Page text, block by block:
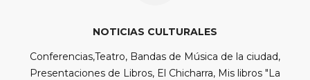
NOTICIAS CULTURALES
Conferencias,Teatro, Bandas de Música de la ciudad,
Presentaciones de Libros, El Chicharra, Mis libros "La